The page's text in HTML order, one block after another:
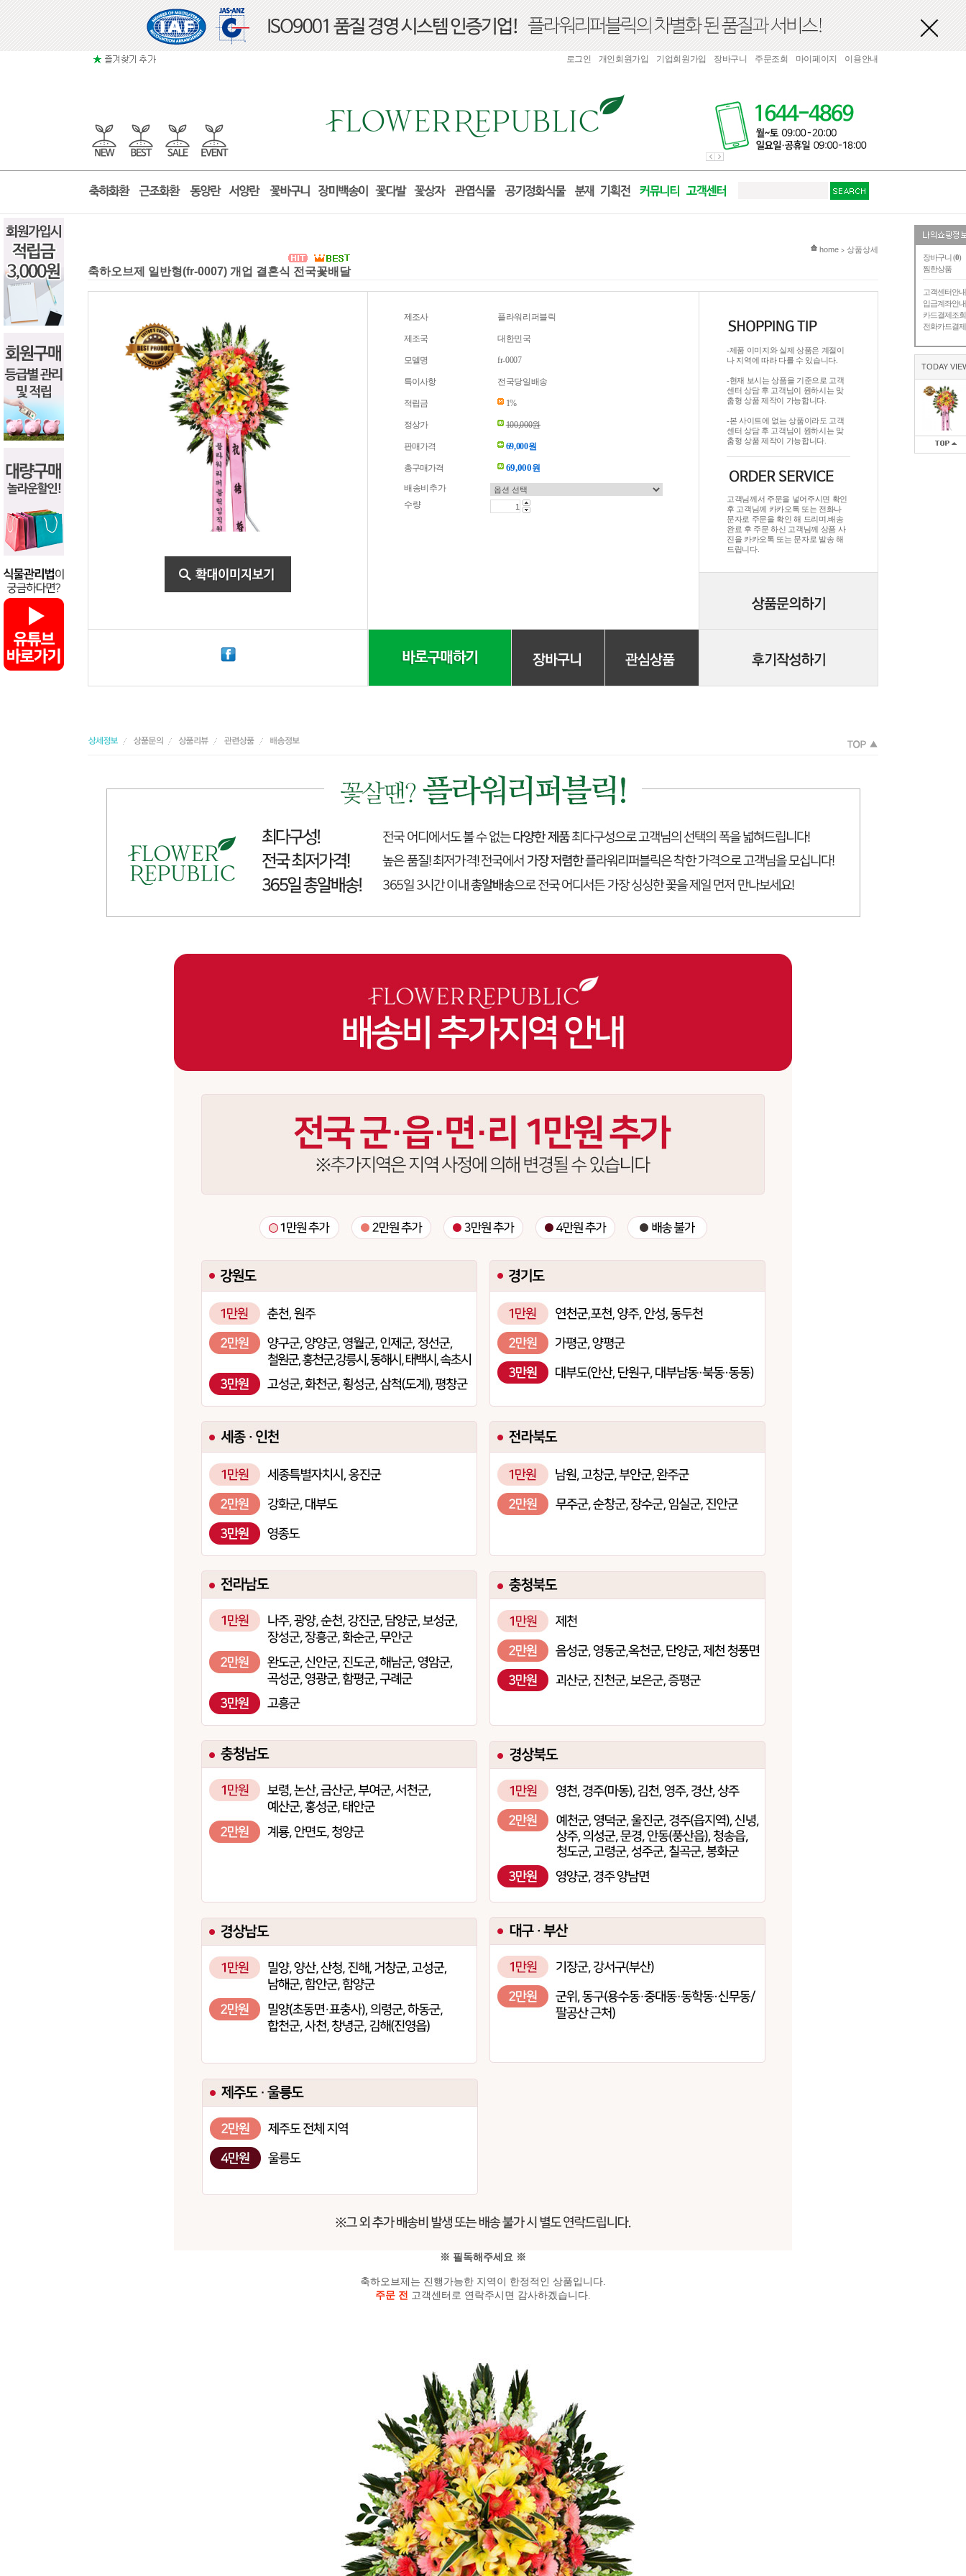
장바구니 (0)
찜한상품
고객센터안내
입금계좌안내
카드결제조회
전화카드결제
TODAY
로그인 개인회원가입 기업회원가입 장바구니 주문조회 마이페이지 이용안내
현재 위치
home > 상품상세
축하오브제 일반형(fr-0007) 개업 결혼식 전국꽃배달
제조사 플라워리퍼블릭
제조국 대한민국
모델명 fr-0007
특이사항 전국당일배송
적립금 1%
정상가 100,000원
판매가격 69,000원
총구매가격 69,000원
배송비추가
수량
-제품 이미지와 실제 상품은 계절이
나 지역에 따라 다를 수 있습니다.
-현재 보시는 상품을 기준으로 고객
센터 상담 후 고객님이 원하시는 맞
춤형 상품 제작이 가능합니다.
-본 사이트에 없는 상품이라도 고객
센터 상담 후 고객님이 원하시는 맞
춤형 상품 제작이 가능합니다.
고객님께서 주문을 넣어주시면 확인
후 고객님께 카카오톡 또는 전화나
문자로 주문을 확인 해 드리며.배송
완료 후 주문 하신 고객님께 상품 사
진을 카카오톡 또는 문자로 발송 해
드립니다.
※ 필독해주세요 ※
축하오브제는 진행가능한 지역이 한정적인 상품입니다.
주문 전 고객센터로 연락주시면 감사하겠습니다.